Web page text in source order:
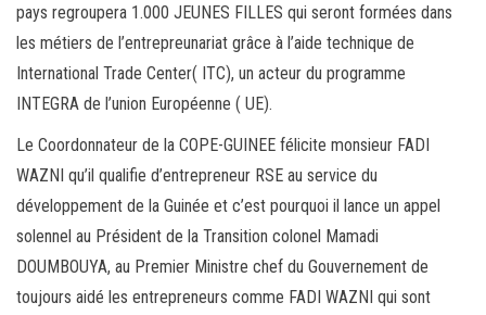
pays regroupera 1.000 JEUNES FILLES qui seront formées dans
les métiers de l’entrepreunariat grâce à l’aide technique de
International Trade Center( ITC), un acteur du programme
INTEGRA de l’union Européenne ( UE).
Le Coordonnateur de la COPE-GUINEE félicite monsieur FADI
WAZNI qu’il qualifie d’entrepreneur RSE au service du
développement de la Guinée et c’est pourquoi il lance un appel
solennel au Président de la Transition colonel Mamadi
DOUMBOUYA, au Premier Ministre chef du Gouvernement de
toujours aidé les entrepreneurs comme FADI WAZNI qui sont